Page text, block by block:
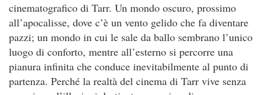
cinematografico di Tarr. Un mondo oscuro, prossimo
all’apocalisse, dove c’è un vento gelido che fa diventare
pazzi; un mondo in cui le sale da ballo sembrano l’unico
luogo di conforto, mentre all’esterno si percorre una
pianura infinita che conduce inevitabilmente al punto di
partenza. Perché la realtà del cinema di Tarr vive senza